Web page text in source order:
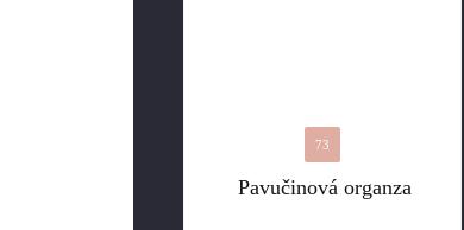
Pavučinová organza
73